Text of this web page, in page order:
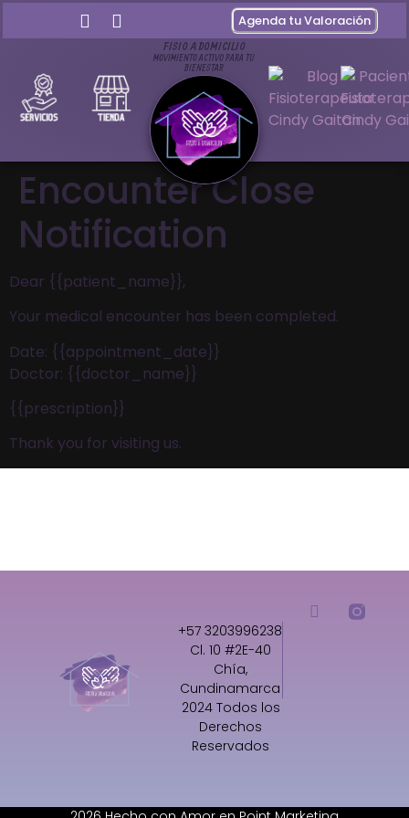
Agenda tu Valoración
FISIO A DOMICILIO
MOVIMIENTO ACTIVO PARA TU
BIENESTAR
Encounter Close
Notification
Dear {{patient_name}},
Your medical encounter has been completed.
Date: {{appointment_date}}
Doctor: {{doctor_name}}
{{prescription}}
Thank you for visiting us.
+57 3203996238
Cl. 10 #2E-40
Chía,
Cundinamarca
2024 Todos los
Derechos
Reservados